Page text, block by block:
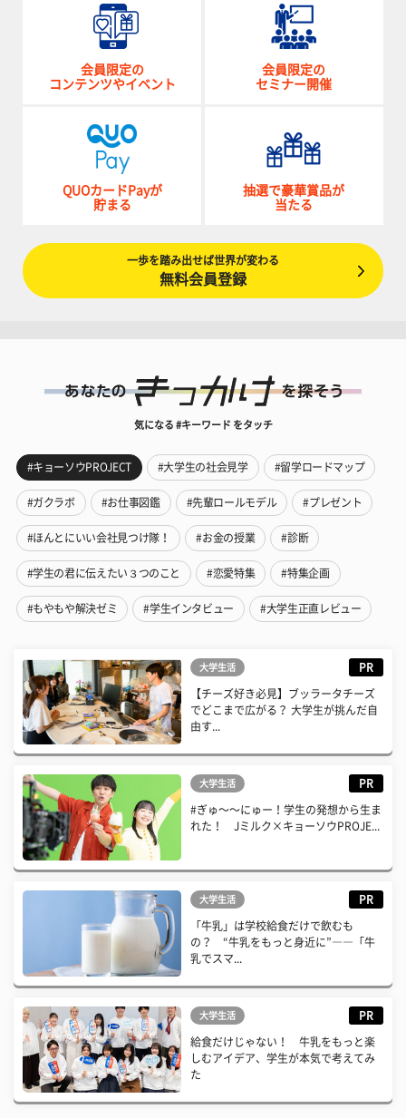
会員限定の
コンテンツやイベント
会員限定の
セミナー開催
QUOカードPayが
貯まる
抽選で豪華賞品が
当たる
一歩を踏み出せば世界が変わる
無料会員登録
気になる #キーワード をタッチ
#キョーソウPROJECT #大学生の社会見学 #留学ロードマップ
#ガクラボ #お仕事図鑑 #先輩ロールモデル #プレゼント
#ほんとにいい会社見つけ隊！ #お金の授業 #診断
#学生の君に伝えたい３つのこと #恋愛特集 #特集企画
#もやもや解決ゼミ #学生インタビュー #大学生正直レビュー
大学生活 PR
【チーズ好き必見】ブッラータチーズ
でどこまで広がる？ 大学生が挑んだ自
由す...
大学生活 PR
#ぎゅ〜〜にゅー！学生の発想から生ま
れた！ Jミルク×キョーソウPROJE...
大学生活 PR
「牛乳」は学校給食だけで飲むも
の？ “牛乳をもっと身近に”――「牛
乳でスマ...
大学生活 PR
給食だけじゃない！ 牛乳をもっと楽
しむアイデア、学生が本気で考えてみ
た